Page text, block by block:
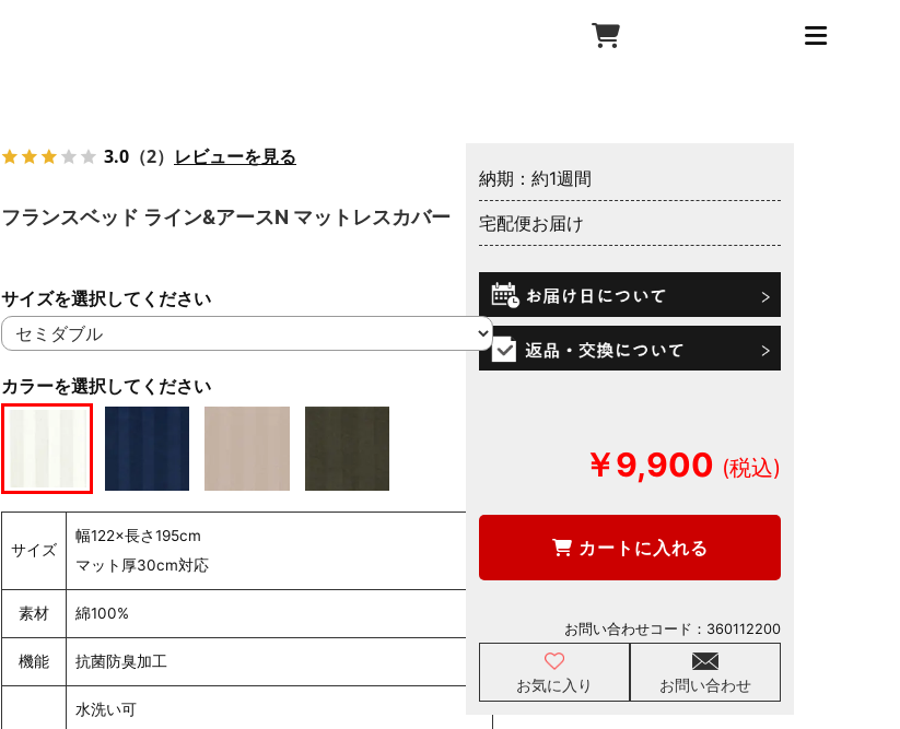
3.0 （2） レビューを見る
フランスベッド ライン&アースN マットレスカバー
カラーを選択してください
サイズを選択してください
サイズ
幅122×長さ195cm
マット厚30cm対応
素材 綿100%
機能 抗菌防臭加工
水洗い可
納期：約1週間
宅配便お届け
￥9,900
カートに入れる
お気に入り お問い合わせ
お問い合わせコード： 360112200